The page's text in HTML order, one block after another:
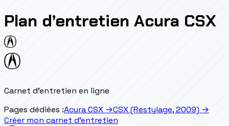
Plan d’entretien Acura CSX
Carnet d'entretien en ligne
Pages dédiées :Acura CSX →CSX (Restylage, 2009) →
Créer mon carnet d'entretien